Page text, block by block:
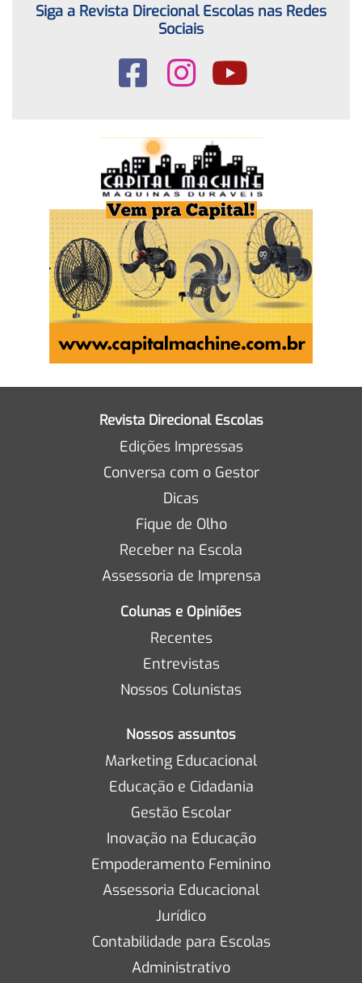
Siga a Revista Direcional Escolas nas Redes
Sociais
Revista Direcional Escolas
Edições Impressas
Conversa com o Gestor
Dicas
Fique de Olho
Receber na Escola
Assessoria de Imprensa
Colunas e Opiniões
Recentes
Entrevistas
Nossos Colunistas
Nossos assuntos
Marketing Educacional
Educação e Cidadania
Gestão Escolar
Inovação na Educação
Empoderamento Feminino
Assessoria Educacional
Jurídico
Contabilidade para Escolas
Administrativo